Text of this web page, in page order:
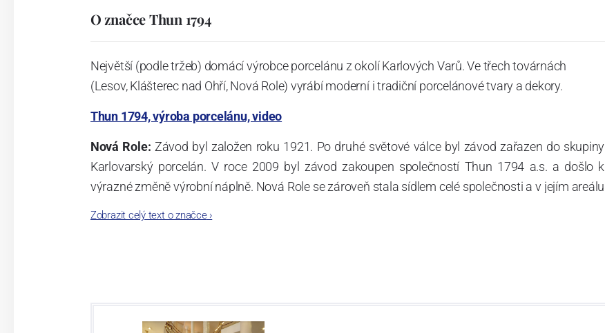
O značce Thun 1794
Největší (podle tržeb) domácí výrobce porcelánu z okolí Karlových Varů. Ve třech továrnách
(Lesov, Klášterec nad Ohří, Nová Role) vyrábí moderní i tradiční porcelánové tvary a dekory.
Thun 1794, výroba porcelánu, video
Nová Role: Závod byl založen roku 1921. Po druhé světové válce byl závod zařazen do skupiny
Karlovarský porcelán. V roce 2009 byl závod zakoupen společností Thun 1794 a.s. a došlo k
výrazné změně výrobní náplně. Nová Role se zároveň stala sídlem celé společnosti a v jejím areálu
Zobrazit celý text o značce›